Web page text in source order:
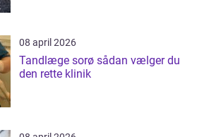
08 april 2026
Tandlæge sorø sådan vælger du
den rette klinik